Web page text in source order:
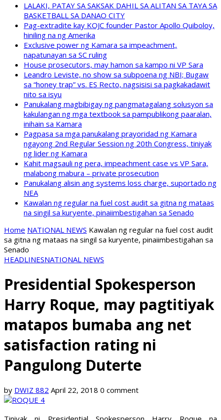
LALAKI, PATAY SA SAKSAK DAHIL SA ALITAN SA TAYA SA
BASKETBALL SA DANAO CITY
Pag-extradite kay KOJC founder Pastor Apollo Quiboloy,
hiniling na ng Amerika
Exclusive power ng Kamara sa impeachment,
napatunayan sa SC ruling
House prosecutors, may hamon sa kampo ni VP Sara
Leandro Leviste, no show sa subpoena ng NBI; Bugaw
sa “honey trap” vs. ES Recto, nagsisisi sa pagkakadawit
nito sa isyu
Panukalang magbibigay ng pangmatagalang solusyon sa
kakulangan ng mga textbook sa pampublikong paaralan,
inihain sa Kamara
Pagpasa sa mga panukalang prayoridad ng Kamara
ngayong 2nd Regular Session ng 20th Congress, tiniyak
ng lider ng Kamara
Kahit magsauli ng pera, impeachment case vs VP Sara,
malabong mabura – private prosecution
Panukalang alisin ang systems loss charge, suportado ng
NEA
Kawalan ng regular na fuel cost audit sa gitna ng mataas
na singil sa kuryente, pinaiimbestigahan sa Senado
Home NATIONAL NEWS Kawalan ng regular na fuel cost audit
sa gitna ng mataas na singil sa kuryente, pinaiimbestigahan sa
Senado
HEADLINESNATIONAL NEWS
Presidential Spokesperson
Harry Roque, may pagtitiyak
matapos bumaba ang net
satisfaction rating ni
Pangulong Duterte
by DWIZ 882 April 22, 2018 0 comment